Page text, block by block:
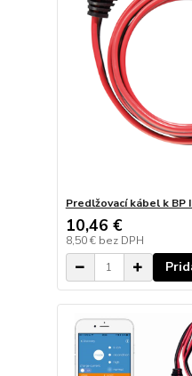
Predlžovací kábel k BP
10,46 €
8,50 € bez DPH